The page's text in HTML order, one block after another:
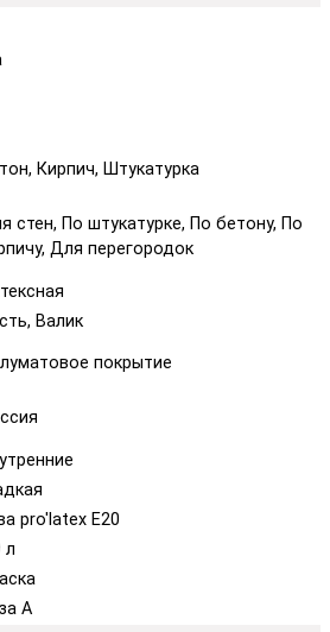
Кирпич, Штукатурка
стен, По штукатурке, По бетону, По
Для перегородок
Валик
покрытие
pro'latex Е20
л
А